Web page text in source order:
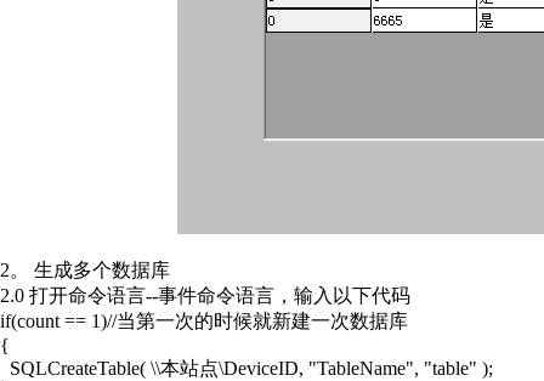
2。 生成多个数据库
2.0 打开命令语言--事件命令语言，输入以下代码
if(count == 1)//当第一次的时候就新建一次数据库
{
SQLCreateTable( \\本站点\DeviceID, "TableName", "table" );